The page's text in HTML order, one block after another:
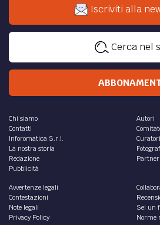
Iscriviti alla
Cerca nel
Chi siamo
Contatti
Inforomatica S.r.l.
La nostra storia
Redazione
Pubblicità
Autori
Curatori
Partner
Avvertenze legali
Contestazioni
Note legali
Privacy Policy
Sei un
Norme